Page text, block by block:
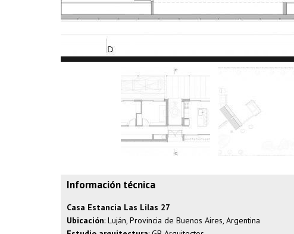
Información técnica
Casa Estancia Las Lilas 27
Ubicación: Luján, Provincia de Buenos Aires, Argentina